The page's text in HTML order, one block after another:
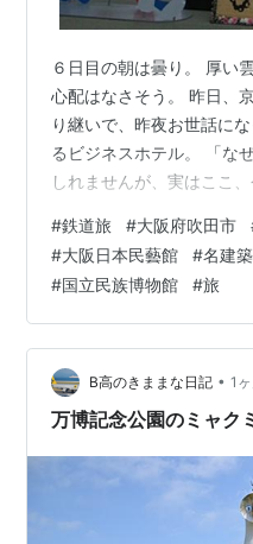
６日目の朝は曇り。 厚い
心配はなさそう。 昨日、
り継いで、昨夜お世話に
るビジネスホテル。 「な
しれませんが、実はここ
ホテルをチェックアウト
て向かった先は、、、 大
陽の塔には「ひさしぶり
のミャクミャクには、「
挨拶。 どちらの万博もと
うして新旧のシンボルが並
#鉄道旅 #大阪府吹田市
#大阪日本民藝館 #名建
#国立民族博物館 #旅
B高のきままな日記 • 1
万博記念公園のミャク